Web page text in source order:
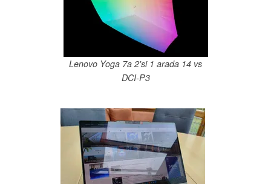
Lenovo Yoga 7a 2'si 1 arada 14 vs
DCI-P3